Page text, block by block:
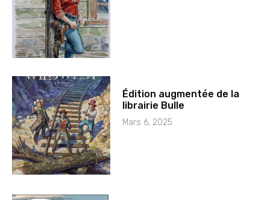
Édition augmentée de la
librairie Bulle
Mars 6, 2025